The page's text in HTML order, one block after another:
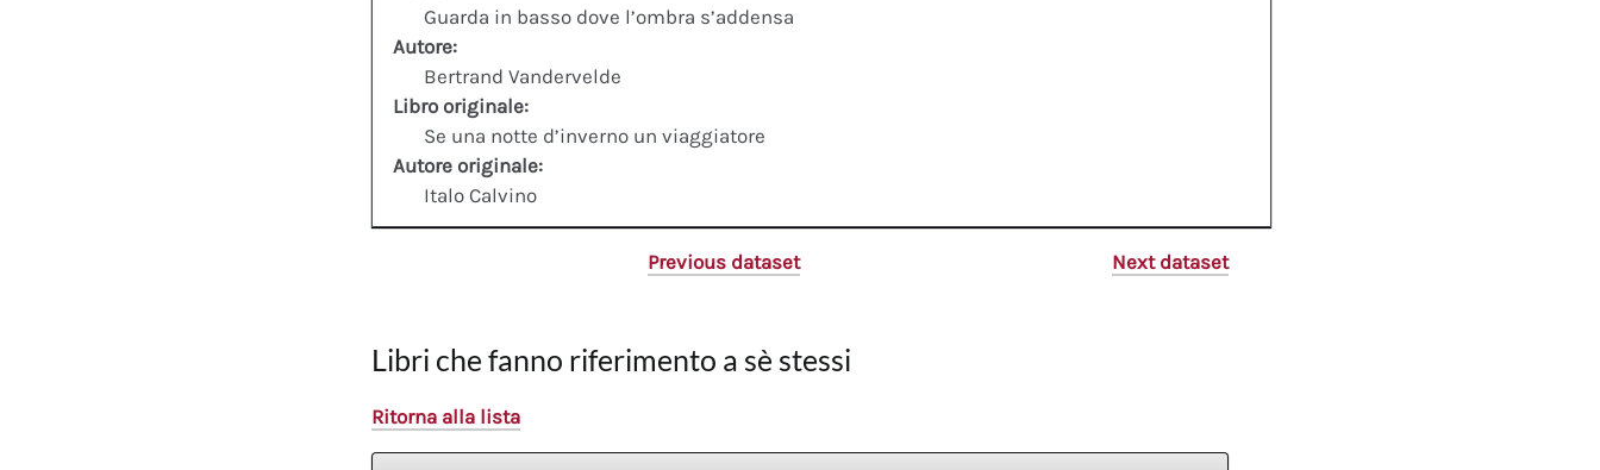
Guarda in basso dove l’ombra s’addensa
Autore:
Bertrand Vandervelde
Libro originale:
Se una notte d’inverno un viaggiatore
Autore originale:
Italo Calvino
Previous dataset Next dataset
Libri che fanno riferimento a sè stessi
Ritorna alla lista